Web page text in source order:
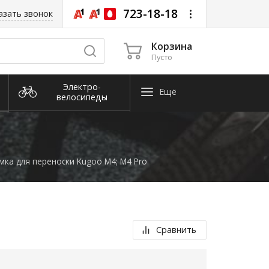
звонок 723-18-18
Корзина
Пусто
Электро­
велосипеды
Снегоуборочная
Ещё
для переноски Kugoo M4; M4 Pro
Сравнить